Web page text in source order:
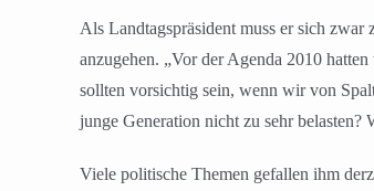
Als Landtagspräsident muss er sich
anzugehen. „Vor der Agenda 2010
sollten vorsichtig sein, wenn wir von
junge Generation nicht zu sehr belasten?
Viele politische Themen gefallen ihm